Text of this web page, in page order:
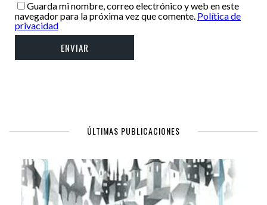
Guarda mi nombre, correo electrónico y web en este
navegador para la próxima vez que comente. Política de
privacidad
ÚLTIMAS PUBLICACIONES